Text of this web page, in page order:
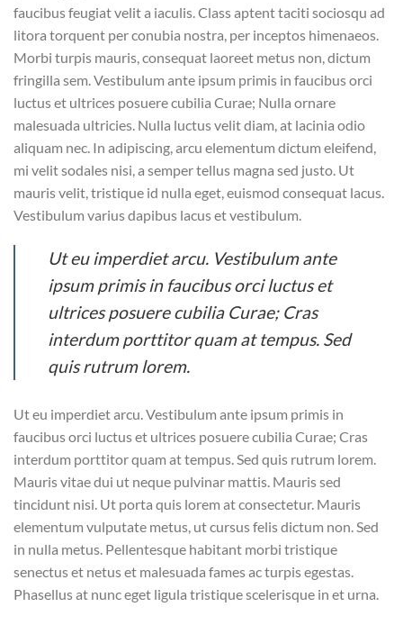
faucibus feugiat velit a iaculis. Class aptent taciti sociosqu ad
litora torquent per conubia nostra, per inceptos himenaeos.
Morbi turpis mauris, consequat laoreet metus non, dictum
fringilla sem. Vestibulum ante ipsum primis in faucibus orci
luctus et ultrices posuere cubilia Curae; Nulla ornare
malesuada ultricies. Nulla luctus velit diam, at lacinia odio
aliquam nec. In adipiscing, arcu elementum dictum eleifend,
mi velit sodales nisi, a semper tellus magna sed justo. Ut
mauris velit, tristique id nulla eget, euismod consequat lacus.
Vestibulum varius dapibus lacus et vestibulum.
Ut eu imperdiet arcu. Vestibulum ante
ipsum primis in faucibus orci luctus et
ultrices posuere cubilia Curae; Cras
interdum porttitor quam at tempus. Sed
quis rutrum lorem.
Ut eu imperdiet arcu. Vestibulum ante ipsum primis in
faucibus orci luctus et ultrices posuere cubilia Curae; Cras
interdum porttitor quam at tempus. Sed quis rutrum lorem.
Mauris vitae dui ut neque pulvinar mattis. Mauris sed
tincidunt nisi. Ut porta quis lorem at consectetur. Mauris
elementum vulputate metus, ut cursus felis dictum non. Sed
in nulla metus. Pellentesque habitant morbi tristique
senectus et netus et malesuada fames ac turpis egestas.
Phasellus at nunc eget ligula tristique scelerisque in et urna.